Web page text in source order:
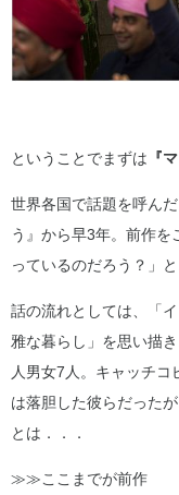
ということでまずは 『
世界各国で話題を呼ん
う』から早3年。前作を
っているのだろう？」
話の流れとしては、「
雅な暮らし」を思い描
人男女7人。キャッチ
は落胆した彼らだった
とは．．．
≫≫ここまでが前作